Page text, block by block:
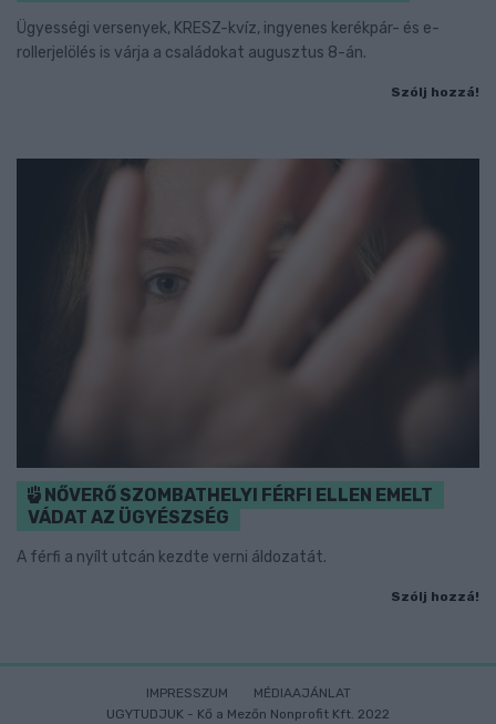
Ügyességi versenyek, KRESZ-kvíz, ingyenes kerékpár- és e-
rollerjelölés is várja a családokat augusztus 8-án.
Szólj hozzá!
NŐVERŐ SZOMBATHELYI FÉRFI ELLEN EMELT
VÁDAT AZ ÜGYÉSZSÉG
A férfi a nyílt utcán kezdte verni áldozatát.
Szólj hozzá!
IMPRESSZUM
MÉDIAAJÁNLAT
UGYTUDJUK - Kő a Mezőn Nonprofit Kft. 2022